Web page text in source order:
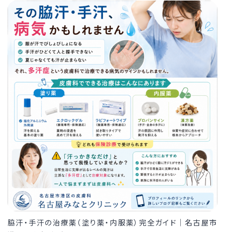
脇汗・手汗の治療薬（塗り薬・内服薬）完全ガイド｜名古屋市